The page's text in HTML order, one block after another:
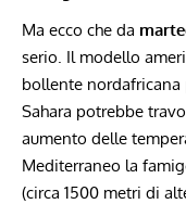
Ma ecco che da
serio. Il modello
bollente
Sahara potrebbe
aumento delle
Mediterraneo la
(circa 1500 metri di